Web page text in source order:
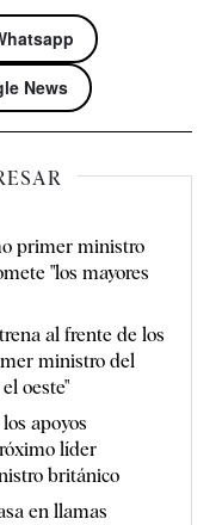
News
primer ministro
"los mayores
al frente de los
ministro del
oeste"
apoyos
líder
británico
en llamas